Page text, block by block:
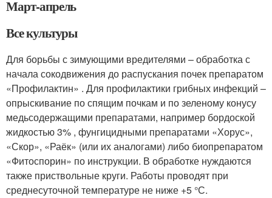
Март-апрель
Все культуры
Для борьбы с зимую­щими вредителями – обработка с
нача­ла сокодвижения до распускания почек препаратом
«Профилактин» . Для профилактики грибных инфекций –
опрыскивание по спящим почкам и по зеленому конусу
медьсодержащими препаратами, например бордоской
жидкостью 3% , фунгицидными препаратами «Хорус»,
«Скор», «Раёк» (или их аналога­ми) либо биопрепаратом
«Фитоспорин» по инструкции. В обработке нуждаются
также приствольные круги. Работы про­водят при
среднесуточной температуре не ниже +5 °С.